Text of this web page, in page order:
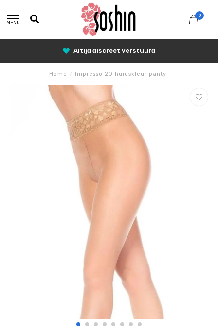
MENU
0
25% Korting met SUNSHINE25
Home / Impresso 20 huidskleur panty